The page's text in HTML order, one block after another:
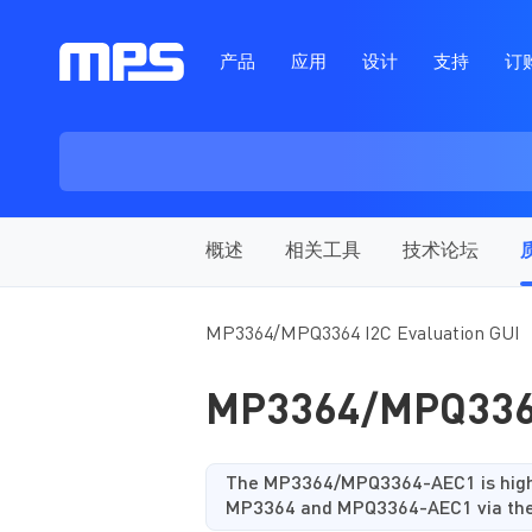
产品 应用 设计 支持 订
概述 相关工具 技术论坛
MP3364/MPQ3364 I2C Evaluation GUI
MP3364/
The MP3364/MPQ3364-AEC1 is
MP3364 and MPQ3364-AEC1 via